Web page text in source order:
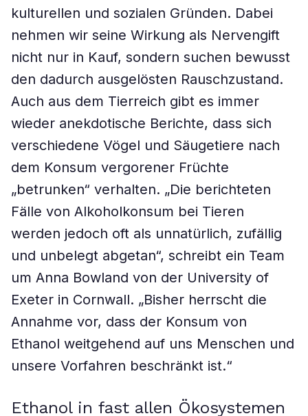
kulturellen und sozialen Gründen. Dabei
nehmen wir seine Wirkung als Nervengift
nicht nur in Kauf, sondern suchen bewusst
den dadurch ausgelösten Rauschzustand.
Auch aus dem Tierreich gibt es immer
wieder anekdotische Berichte, dass sich
verschiedene Vögel und Säugetiere nach
dem Konsum vergorener Früchte
„betrunken“ verhalten. „Die berichteten
Fälle von Alkoholkonsum bei Tieren
werden jedoch oft als unnatürlich, zufällig
und unbelegt abgetan“, schreibt ein Team
um Anna Bowland von der University of
Exeter in Cornwall. „Bisher herrscht die
Annahme vor, dass der Konsum von
Ethanol weitgehend auf uns Menschen und
unsere Vorfahren beschränkt ist.“
Ethanol in fast allen Ökosystemen